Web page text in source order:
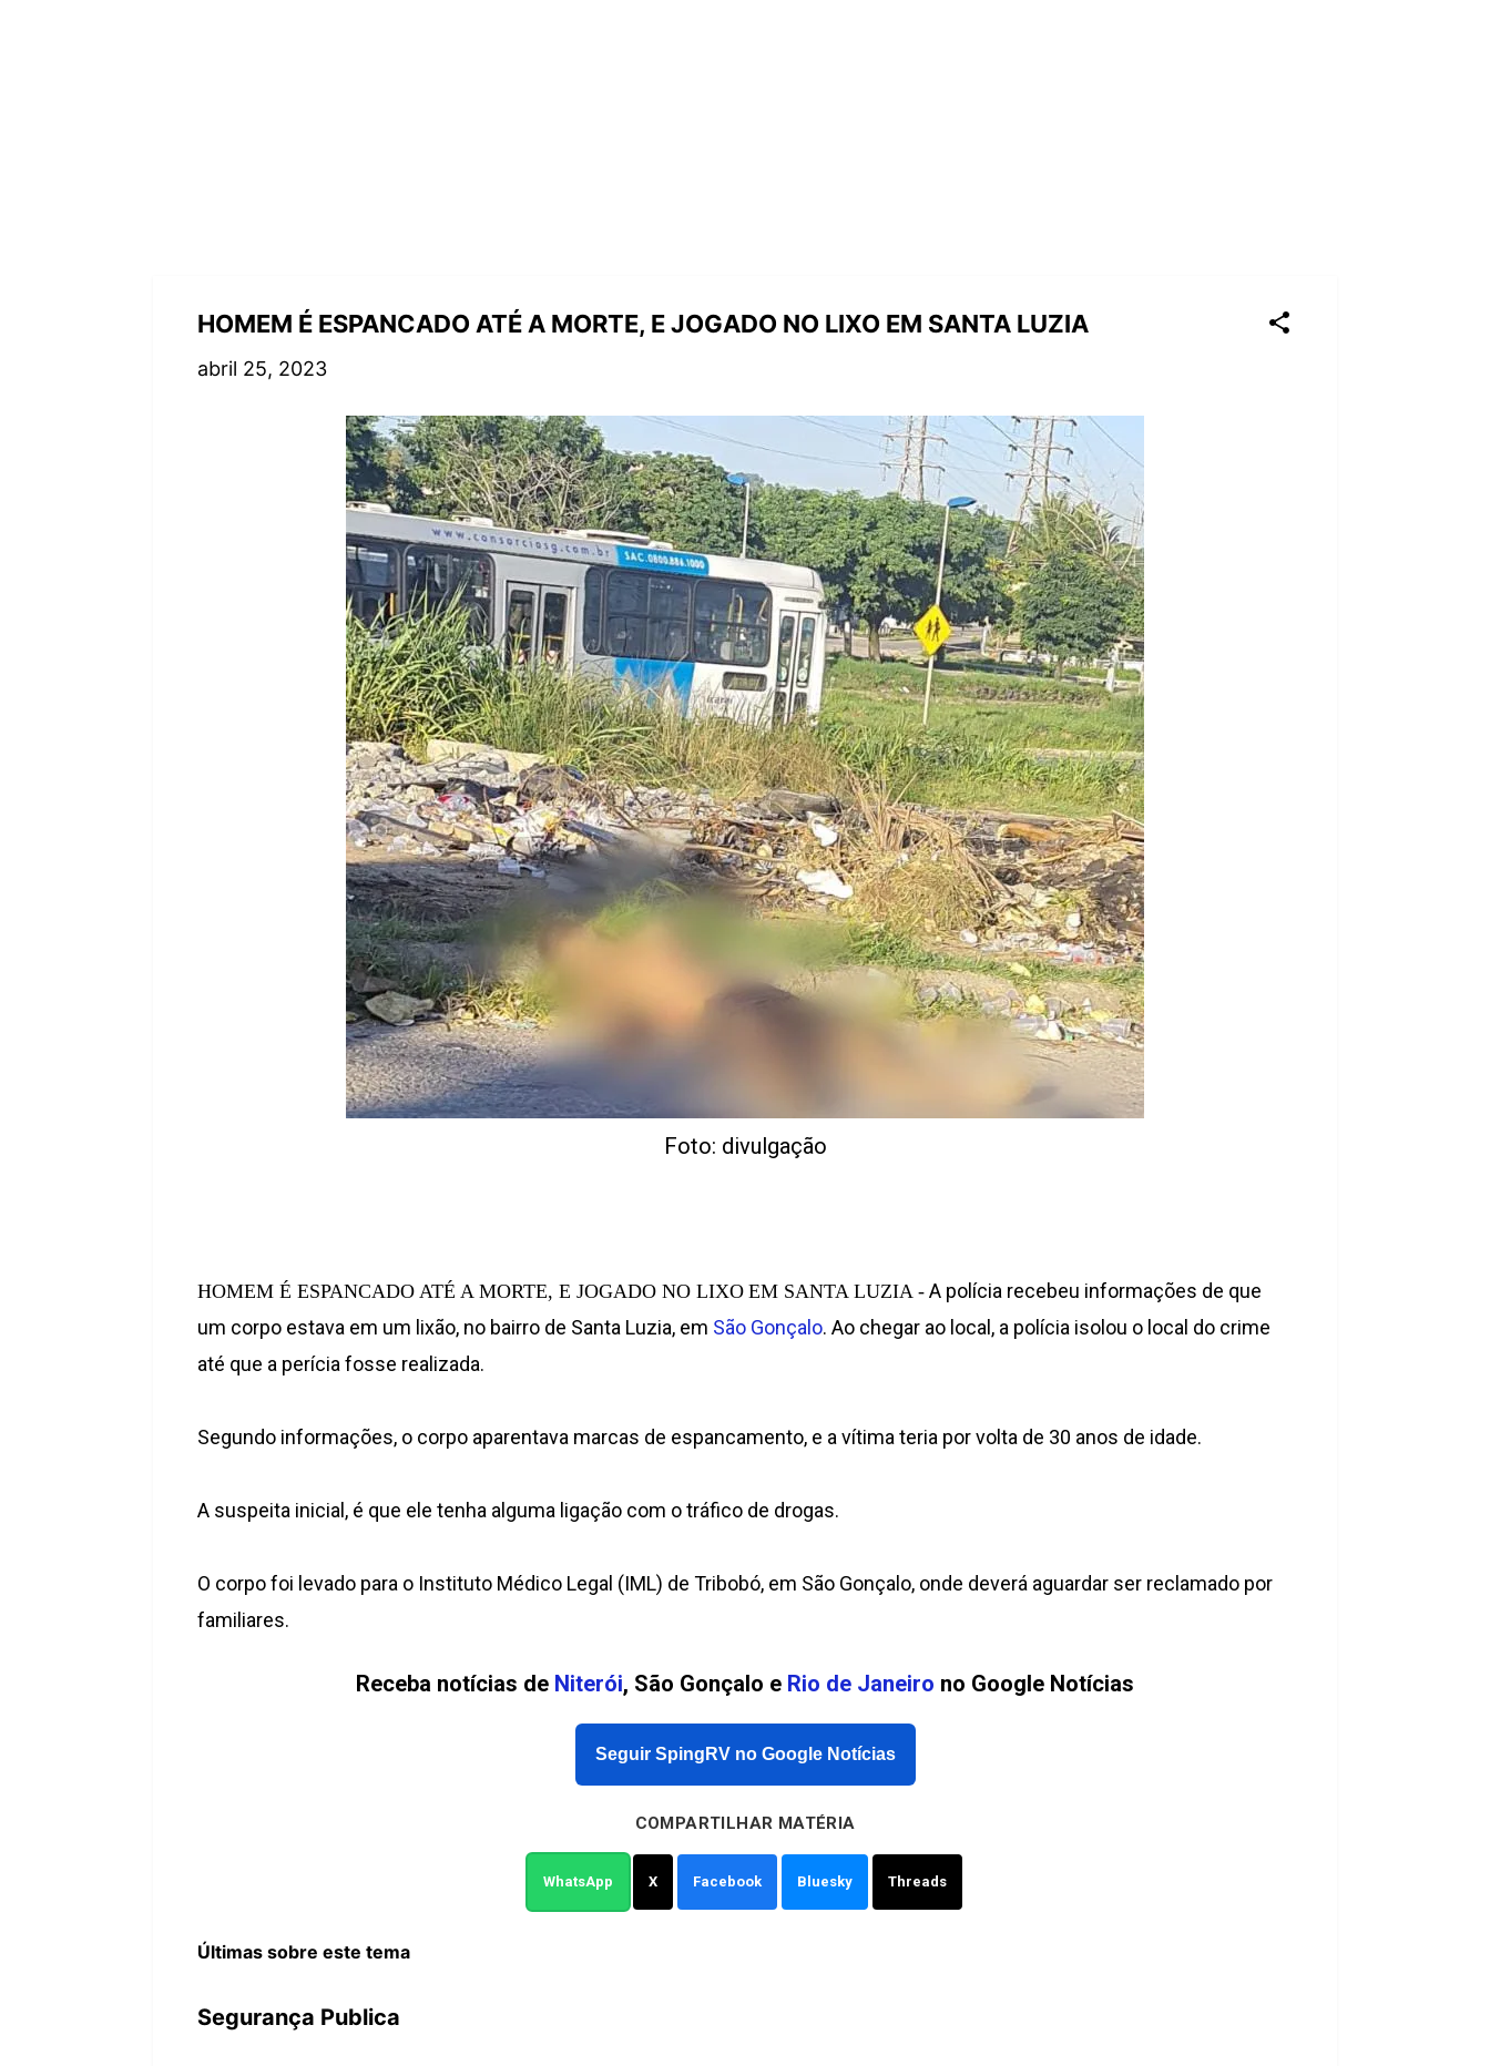
HOMEM É ESPANCADO ATÉ A MORTE, E JOGADO NO LIXO EM SANTA LUZIA
abril 25, 2023
Foto: divulgação
HOMEM É ESPANCADO ATÉ A MORTE, E JOGADO NO LIXO EM SANTA LUZIA - A polícia recebeu informações de que
um corpo estava em um lixão, no bairro de Santa Luzia, em São Gonçalo. Ao chegar ao local, a polícia isolou o local do crime
até que a perícia fosse realizada.
Segundo informações, o corpo aparentava marcas de espancamento, e a vítima teria por volta de 30 anos de idade.
A suspeita inicial, é que ele tenha alguma ligação com o tráfico de drogas.
O corpo foi levado para o Instituto Médico Legal (IML) de Tribobó, em São Gonçalo, onde deverá aguardar ser reclamado por
familiares.
Receba notícias de Niterói, São Gonçalo e Rio de Janeiro no Google Notícias
Seguir SpingRV no Google Notícias
COMPARTILHAR MATÉRIA
WhatsApp X Facebook Bluesky Threads
Últimas sobre este tema
Segurança Publica